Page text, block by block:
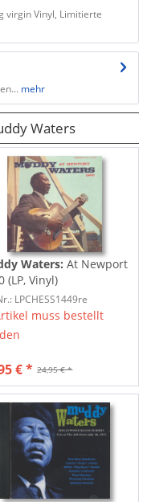
virgin Vinyl, Limitierte
mehr
Waters
Waters:At Newport
(LP, Vinyl)
LPCHESS1449re
muss bestellt
24,95 € *
€ *